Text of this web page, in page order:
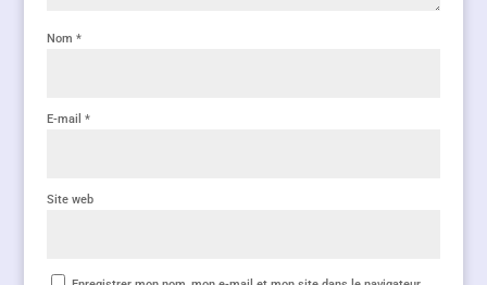
Nom *
E-mail *
Site web